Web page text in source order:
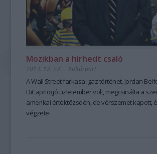
Mozikban a hírhedt csaló
2013. 12. 22. | Kultúrpart
AWall Street farkasa igaz történet. Jordan
DiCaprio) jó üzletembervolt, megcsinálta a
amerikai értéktőzsdén, de vérszemet kapott,
végzete.